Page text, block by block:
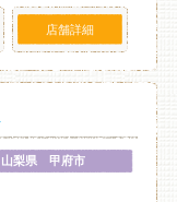
店舗詳細
山梨県 甲府市